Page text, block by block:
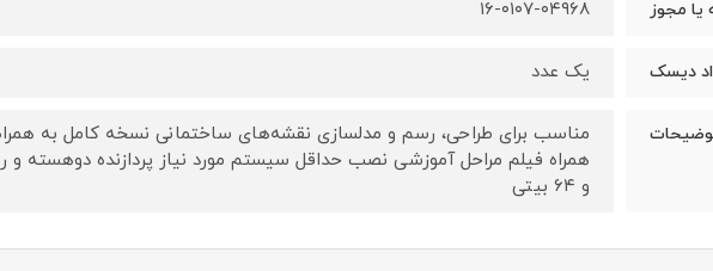
یا مجوز ۱۶-۰۱۰۷-۰۴۹۶۸
دیسک یک عدد
مناسب برای طراحی، رسم و مدلسازی نقشه‌های ساختمانی نسخه کامل به همراه
و ۶۴ بیتی